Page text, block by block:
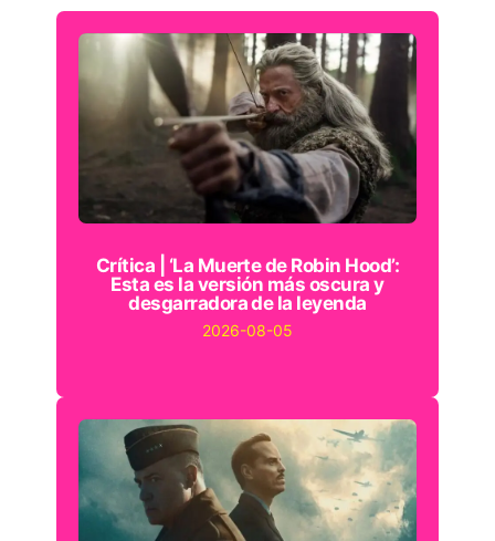
Crítica | ‘La Muerte de Robin Hood’:
Esta es la versión más oscura y
desgarradora de la leyenda
2026-08-05